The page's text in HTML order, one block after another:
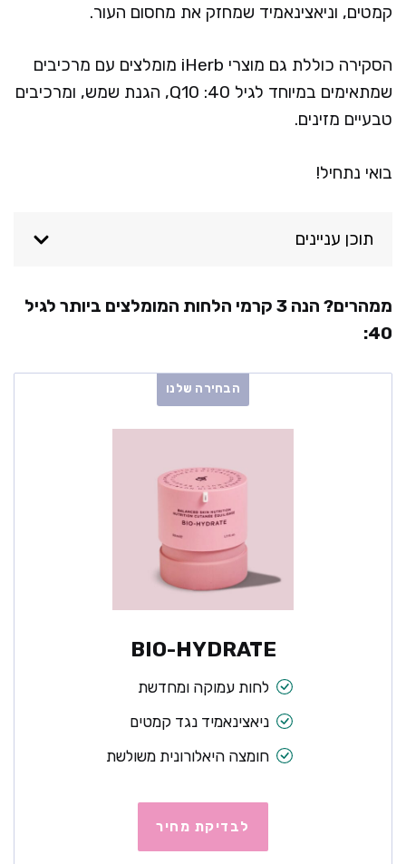
קמטים, וניאצינאמיד שמחזק את מחסום העור.
הסקירה כוללת גם מוצרי iHerb מומלצים עם מרכיבים
שמתאימים במיוחד לגיל 40: Q10, הגנת שמש, ומרכיבים
טבעיים מזינים.
בואי נתחיל!
תוכן עניינים
ממהרים? הנה 3 קרמי הלחות המומלצים ביותר לגיל
40:
הבחירה שלנו
BIO-HYDRATE
לחות עמוקה ומחדשת
ניאצינאמיד נגד קמטים
חומצה היאלורונית משולשת
לבדיקת מחיר